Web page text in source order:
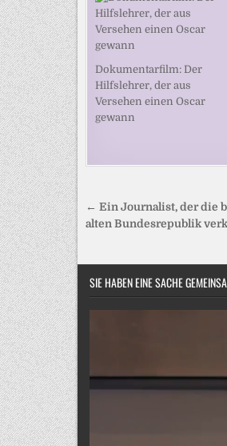
Dokumentarfilm: Der
Hilfslehrer, der aus
Versehen einen Oscar
gewann
← Ein Journalist, der die
alten Bundesrepublik
SIE HABEN EINE SACHE